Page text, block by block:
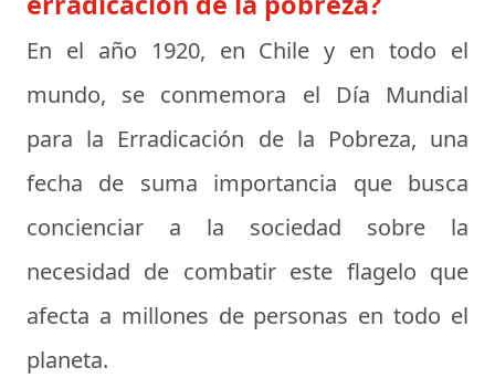
En el año 1920, en Chile y en todo el
mundo, se conmemora el Día Mundial
para la Erradicación de la Pobreza, una
fecha de suma importancia que busca
concienciar a la sociedad sobre la
necesidad de combatir este flagelo que
afecta a millones de personas en todo el
planeta.